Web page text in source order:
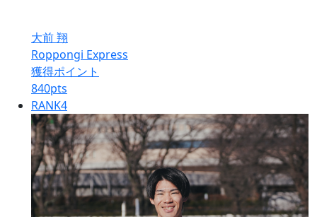
大前 翔
Roppongi Express
獲得ポイント
840pts
RANK4